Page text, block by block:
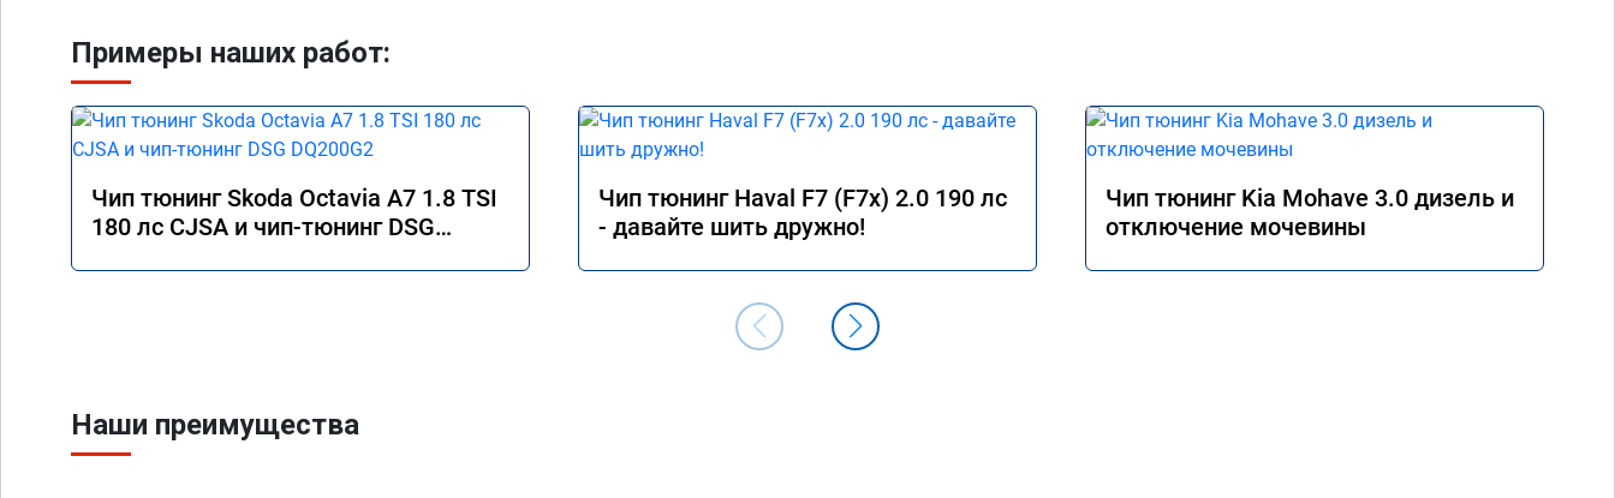
Примеры наших работ:
Чип тюнинг Skoda Octavia A7 1.8 TSI
180 лс CJSA и чип-тюнинг DSG
Чип тюнинг Haval F7 (F7x) 2.0 190 лс
- давайте шить дружно!
Чип тюнинг Kia Mohave 3.0 дизель и
отключение мочевины
Наши преимущества